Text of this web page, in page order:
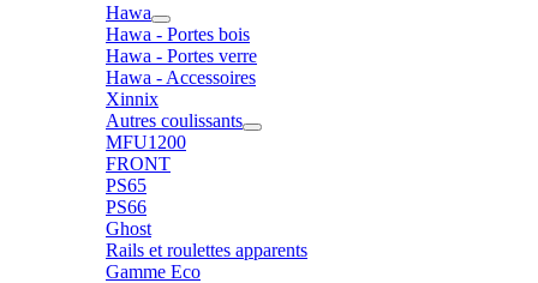
Hawa
Hawa - Portes bois
Hawa - Portes verre
Hawa - Accessoires
Xinnix
Autres coulissants
MFU1200
FRONT
PS65
PS66
Ghost
Rails et roulettes apparents
Gamme Eco